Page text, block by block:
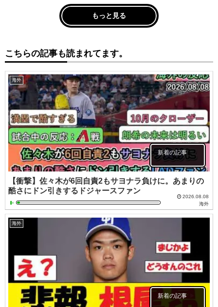
もっと見る
こちらの記事も読まれてます。
海外
新着の記事
【衝撃】佐々木が6回自責2もサヨナラ負けに。あまりの
酷さにドン引きするドジャースファン
2026.08.08
海外
海外
新着の記事